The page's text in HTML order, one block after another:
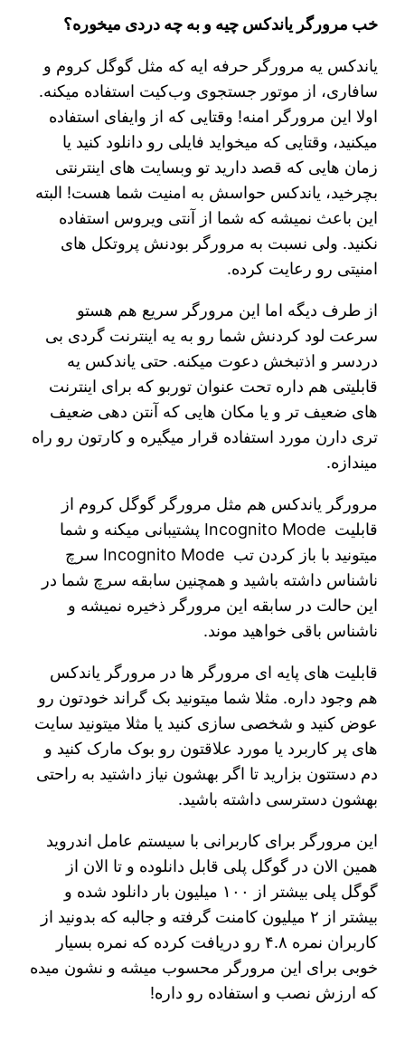
خب مرورگر یاندکس چیه و به چه دردی میخوره؟
یاندکس یه مرورگر حرفه ایه که مثل گوگل کروم و
سافاری، از موتور جستجوی وب‌کیت استفاده میکنه.
اولا این مرورگر امنه! وقتایی که از وایفای استفاده
میکنید، وقتایی که میخواید فایلی رو دانلود کنید یا
زمان هایی که قصد دارید تو وبسایت های اینترنتی
بچرخید، یاندکس حواسش به امنیت شما هست! البته
این باعث نمیشه که شما از آنتی ویروس استفاده
نکنید. ولی نسبت به مرورگر بودنش پروتکل های
امنیتی رو رعایت کرده.
از طرف دیگه اما این مرورگر سریع هم هستو
سرعت لود کردنش شما رو به یه اینترنت گردی بی
دردسر و اذتبخش دعوت میکنه. حتی یاندکس یه
قابلیتی هم داره تحت عنوان توربو که برای اینترنت
های ضعیف تر و یا مکان هایی که آنتن دهی ضعیف
تری دارن مورد استفاده قرار میگیره و کارتون رو راه
میندازه.
مرورگر یاندکس هم مثل مرورگر گوگل کروم از
قابلیت Incognito Mode پشتیبانی میکنه و شما
میتونید با باز کردن تب Incognito Mode سرچ
ناشناس داشته باشید و همچنین سابقه سرچ شما در
این حالت در سابقه این مرورگر ذخیره نمیشه و
ناشناس باقی خواهید موند.
قابلیت های پایه ای مرورگر ها در مرورگر یاندکس
هم وجود داره. مثلا شما میتونید بک گراند خودتون رو
عوض کنید و شخصی سازی کنید یا مثلا میتونید سایت
های پر کاربرد یا مورد علاقتون رو بوک مارک کنید و
دم دستتون بزارید تا اگر بهشون نیاز داشتید به راحتی
بهشون دسترسی داشته باشید.
این مرورگر برای کاربرانی با سیستم عامل اندروید
همین الان در گوگل پلی قابل دانلوده و تا الان از
گوگل پلی بیشتر از ۱۰۰ میلیون بار دانلود شده و
بیشتر از ۲ میلیون کامنت گرفته و جالبه که بدونید از
کاربران نمره ۴.۸ رو دریافت کرده که نمره بسیار
خوبی برای این مرورگر محسوب میشه و نشون میده
که ارزش نصب و استفاده رو داره!